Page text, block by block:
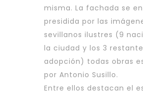
misma. La fachada se
presidida por las
sevillanos ilustres (9
la ciudad y los 3
adopción) todas obras
por Antonio Susillo.
Entre ellos destacan el